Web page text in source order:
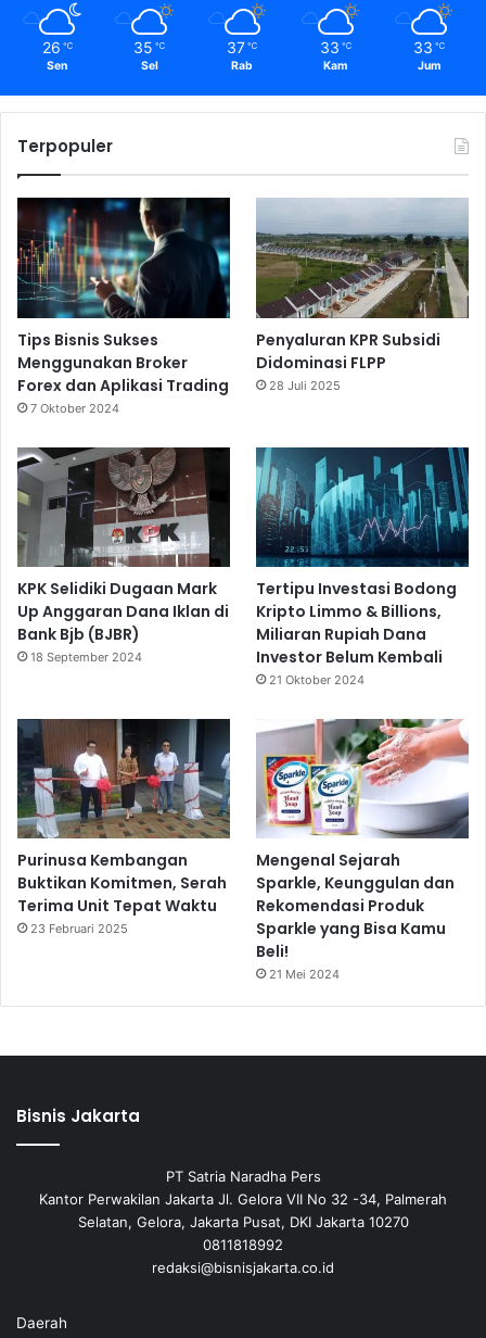
26 ℃
Sen
35 ℃
Sel
37 ℃
Rab
33 ℃
Kam
33 ℃
Jum
Terpopuler
Tips Bisnis Sukses
Menggunakan Broker
Forex dan Aplikasi Trading
7 Oktober 2024
Penyaluran KPR Subsidi
Didominasi FLPP
28 Juli 2025
KPK Selidiki Dugaan Mark
Up Anggaran Dana Iklan di
Bank Bjb (BJBR)
18 September 2024
Tertipu Investasi Bodong
Kripto Limmo & Billions,
Miliaran Rupiah Dana
Investor Belum Kembali
21 Oktober 2024
Purinusa Kembangan
Buktikan Komitmen, Serah
Terima Unit Tepat Waktu
23 Februari 2025
Mengenal Sejarah
Sparkle, Keunggulan dan
Rekomendasi Produk
Sparkle yang Bisa Kamu
Beli!
21 Mei 2024
Bisnis Jakarta
PT Satria Naradha Pers
Kantor Perwakilan Jakarta Jl. Gelora VII No 32 -34, Palmerah
Selatan, Gelora, Jakarta Pusat, DKI Jakarta 10270
0811818992
redaksi@bisnisjakarta.co.id
Daerah